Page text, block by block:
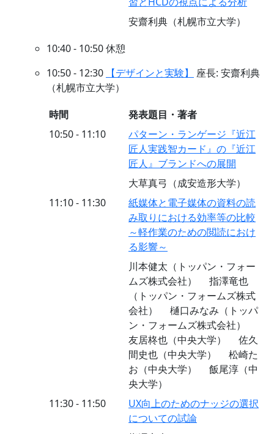
安齋利典（札幌市立大学）
10:40 - 10:50 休憩
10:50 - 12:30
【デザインと実験】
座長: 安齋利典
（札幌市立大学）
時間
発表題目・著者
10:50 - 11:10
パターン・ランゲージ『近江
匠人実践智カード』の『近江
匠人』ブランドへの展開
大草真弓（成安造形大学）
11:10 - 11:30
紙媒体と電子媒体の資料の読
み取りにおける効率等の比較
～軽作業のための閲読におけ
る影響～
川本健太（トッパン・フォー
ムズ株式会社） 指澤竜也
（トッパン・フォームズ株式
会社） 樋口みなみ（トッパ
ン・フォームズ株式会社）
友居柊也（中央大学） 佐久
間史也（中央大学） 松崎た
お（中央大学） 飯尾淳（中
央大学）
11:30 - 11:50
UX向上のためのナッジの選択
についての試論